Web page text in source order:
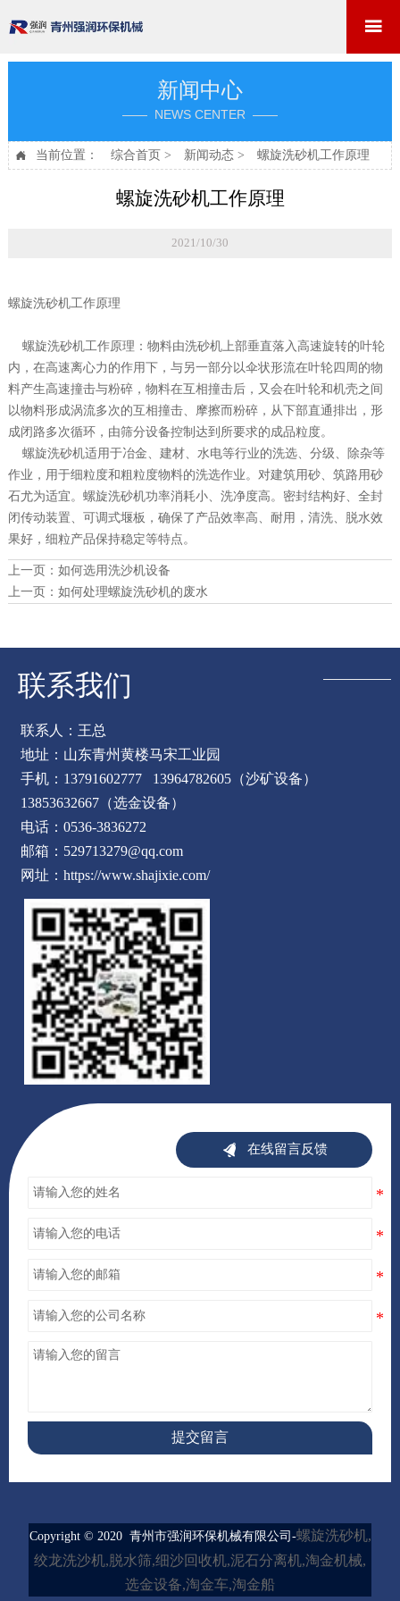

新闻中心
—— NEWS CENTER ——
 当前位置： 综合首页 > 新闻动态> 螺旋洗砂机工作原理
螺旋洗砂机工作原理
2021/10/30
螺旋洗砂机工作原理
螺旋洗砂机工作原理：物料由洗砂机上部垂直落入高速旋转的叶轮
内，在高速离心力的作用下，与另一部分以伞状形流在叶轮四周的物
料产生高速撞击与粉碎，物料在互相撞击后，又会在叶轮和机壳之间
以物料形成涡流多次的互相撞击、摩擦而粉碎，从下部直通排出，形
成闭路多次循环，由筛分设备控制达到所要求的成品粒度。
螺旋洗砂机适用于冶金、建材、水电等行业的洗选、分级、除杂等
作业，用于细粒度和粗粒度物料的洗选作业。对建筑用砂、筑路用砂
石尤为适宜。螺旋洗砂机功率消耗小、洗净度高。密封结构好、全封
闭传动装置、可调式堰板，确保了产品效率高、耐用，清洗、脱水效
果好，细粒产品保持稳定等特点。
上一页： 如何选用洗沙机设备
上一页： 如何处理螺旋洗砂机的废水
联系我们
联系人：王总
地址：山东青州黄楼马宋工业园
手机：13791602777 13964782605（沙矿设备）
13853632667（选金设备）
电话：0536-3836272
邮箱：529713279@qq.com
网址：https://www.shajixie.com/
 在线留言反馈
提交留言
Copyright © 2020 青州市强润环保机械有限公司-螺旋洗砂机,
绞龙洗沙机,脱水筛,细沙回收机,泥石分离机,淘金机械,
选金设备,淘金车,淘金船